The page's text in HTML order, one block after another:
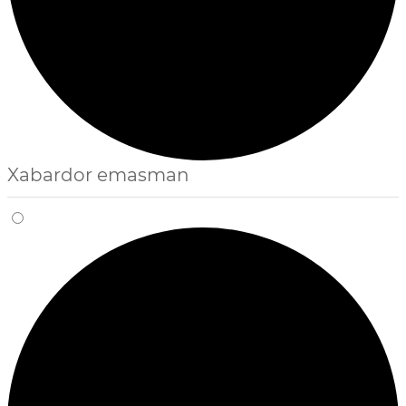
Xabardor emasman